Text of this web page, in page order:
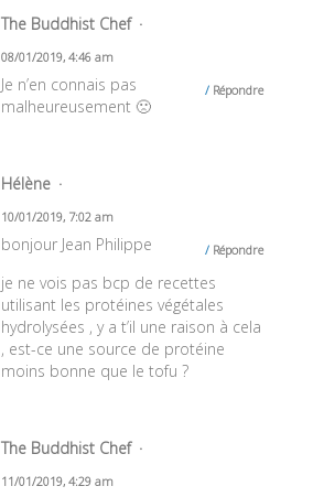
The Buddhist Chef
08/01/2019, 4:46 am
Répondre
Je n’en connais pas
malheureusement 🙁
Hélène
10/01/2019, 7:02 am
Répondre
bonjour Jean Philippe
je ne vois pas bcp de recettes
utilisant les protéines végétales
hydrolysées , y a t’il une raison à cela
, est-ce une source de protéine
moins bonne que le tofu ?
The Buddhist Chef
11/01/2019, 4:29 am